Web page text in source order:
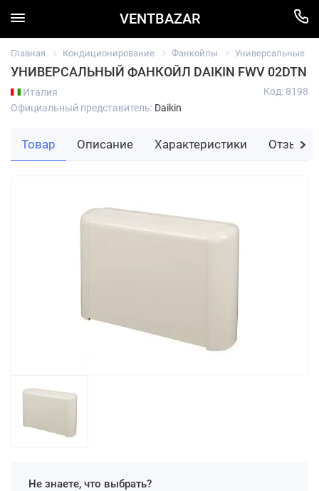
VENTBAZAR
Главная Кондиционирование Фанкойлы Универсальные
УНИВЕРСАЛЬНЫЙ ФАНКОЙЛ DAIKIN FWV 02DTN
Италия
Официальный представитель: Daikin
Код: 8198
Не знаете, что выбрать?
Товар Описание Характеристики Отзывы